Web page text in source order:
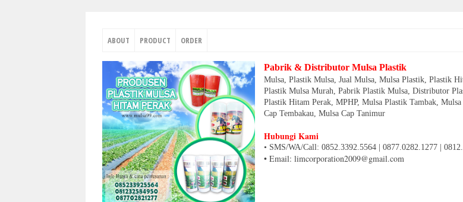
ABOUT PRODUCT ORDER
Pabrik & Distributor Mulsa Plastik
Mulsa, Plastik Mulsa, Jual Mulsa, Mulsa Plastik, Plastik
Plastik Mulsa Murah, Pabrik Plastik Mulsa, Distributor
Plastik Hitam Perak, MPHP, Mulsa Plastik Tambak,
Cap Tembakau, Mulsa Cap Tanimur
Hubungi Kami
• SMS/WA/Call: 0852.3392.5564 | 0877.0282.1277 |
• Email: limcorporation2009@gmail.com